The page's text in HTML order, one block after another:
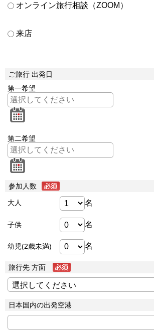
オンライン旅行相談（ZOOM）
来店
ご旅行 出発日
第一希望
第二希望
参加人数
大人 名
子供 名
幼児(2歳未満) 名
旅行先 方面
日本国内の出発空港